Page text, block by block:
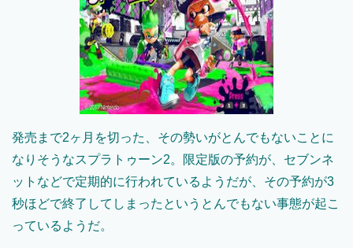
発売まで2ヶ月を切った、その勢いがとんでもないことに
なりそうなスプラトゥーン2。限定版の予約が、セブンネ
ットなどで定期的に行われているようだが、その予約が3
秒ほどで終了してしまったというとんでもない事態が起こ
っているようだ。